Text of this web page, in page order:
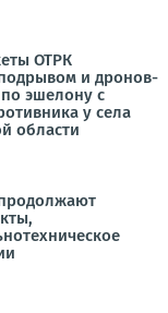
ОТРК
и дронов-
эшелону с
у села
области